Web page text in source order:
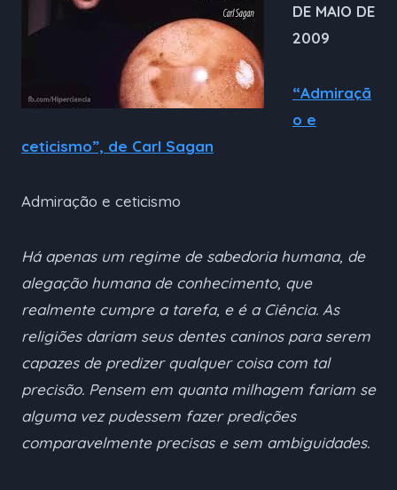
DE MAIO DE
2009
“Admiraçã
o e
ceticismo”, de Carl Sagan
Admiração e ceticismo
Há apenas um regime de sabedoria humana, de
alegação humana de conhecimento, que
realmente cumpre a tarefa, e é a Ciência. As
religiões dariam seus dentes caninos para serem
capazes de predizer qualquer coisa com tal
precisão. Pensem em quanta milhagem fariam se
alguma vez pudessem fazer predições
comparavelmente precisas e sem ambiguidades.